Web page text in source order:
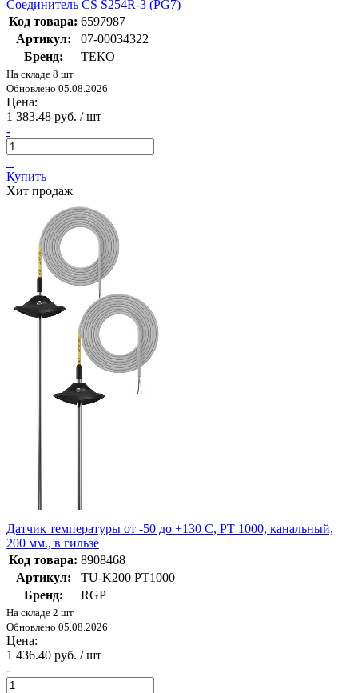
Соединитель CS S254R-3 (PG7)
Код товара: 6597987
Артикул:
07-00034322
Бренд:
ТЕКО
На складе 8 шт
Обновлено 05.08.2026
Цена:
1 383.48 руб. / шт
-
+
Купить
Хит продаж
Датчик температуры от -50 до +130 C, PT 1000, канальный,
200 мм., в гильзе
Код товара: 8908468
Артикул:
TU-K200 PT1000
Бренд:
RGP
На складе 2 шт
Обновлено 05.08.2026
Цена:
1 436.40 руб. / шт
-